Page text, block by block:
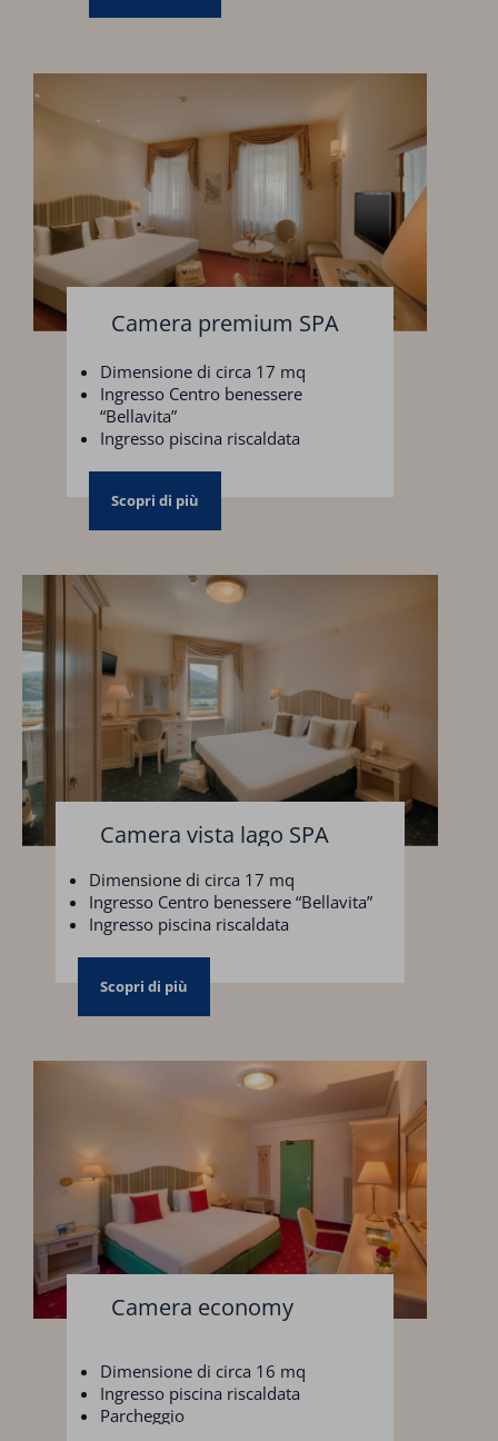
Camera premium SPA
Dimensione di circa 17 mq
Ingresso Centro benessere
“Bellavita”
Ingresso piscina riscaldata
Scopri di più
Camera vista lago SPA
Dimensione di circa 17 mq
Ingresso Centro benessere “Bellavita”
Ingresso piscina riscaldata
Scopri di più
Camera economy
Dimensione di circa 16 mq
Ingresso piscina riscaldata
Parcheggio